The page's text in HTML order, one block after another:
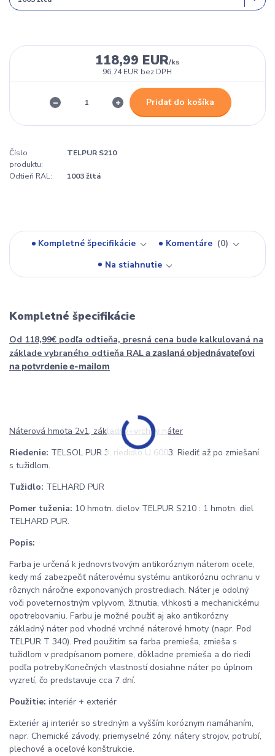
118,99 EUR/ks
96,74 EUR bez DPH
Pridať do košíka
Číslo
produktu:
TELPUR S210
Odtieň RAL: 1003 žltá
Kompletné špecifikácie Komentáre
0
Na stiahnutie
Kompletné špecifikácie
Od 118,99€ podľa odtieňa, presná cena bude kalkulovaná na
základe vybraného odtieňa RALa zaslaná objednávateľovi
na potvrdenie e-mailom
Náterová hmota 2v1, základný+vrchný náter
Riedenie: TELSOL PUR 3, riedidlo U 6003. Riediť až po zmiešaní
s tužidlom.
Tužidlo: TELHARD PUR
Pomer tuženia: 10 hmotn. dielov TELPUR S210 : 1 hmotn. diel
TELHARD PUR.
Popis:
Farba je určená k jednovrstvovým antikoróznym náterom ocele,
kedy má zabezpečiť náterovému systému antikoróznu ochranu v
rôznych náročne exponovaných prostrediach. Náter je odolný
voči poveternostným vplyvom, žltnutia, vlhkosti a mechanickému
opotrebovaniu. Farbu je možné použiť aj ako antikorózny
základný náter pod vhodné vrchné náterové hmoty (napr. Pod
TELPUR T 340). Pred použitím sa farba premieša, zmieša s
tužidlom v predpísanom pomere, dôkladne premieša a do riedi
podľa potreby.Konečných vlastností dosiahne náter po úplnom
vyzretí, čo predstavuje cca 7 dní.
Použitie: interiér + exteriér
Exteriér aj interiér so stredným a vyšším koróznym namáhaním,
napr. Chemické závody, priemyselné zóny, nátery strojov, potrubí,
plechové a oceľové konštrukcie.